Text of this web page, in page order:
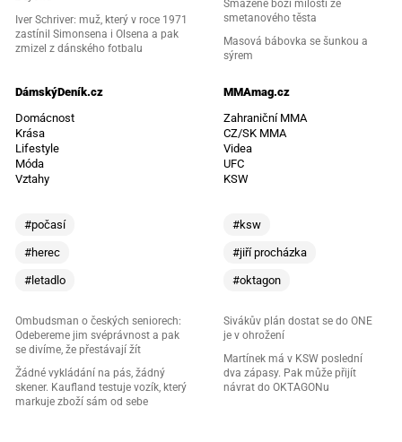
Iver Schriver: muž, který v roce 1971
zastínil Simonsena i Olsena a pak
zmizel z dánského fotbalu
Smažené boží milosti ze
smetanového těsta
Masová bábovka se šunkou a
sýrem
DámskýDeník.cz
Domácnost
Krása
Lifestyle
Móda
Vztahy
#počasí
#herec
#letadlo
Ombudsman o českých seniorech:
Odebereme jim svéprávnost a pak
se divíme, že přestávají žít
Žádné vykládání na pás, žádný
skener. Kaufland testuje vozík, který
markuje zboží sám od sebe
MMAmag.cz
Zahraniční MMA
CZ/SK MMA
Videa
UFC
KSW
#ksw
#jiří procházka
#oktagon
Sivákův plán dostat se do ONE
je v ohrožení
Martínek má v KSW poslední
dva zápasy. Pak může přijít
návrat do OKTAGONu